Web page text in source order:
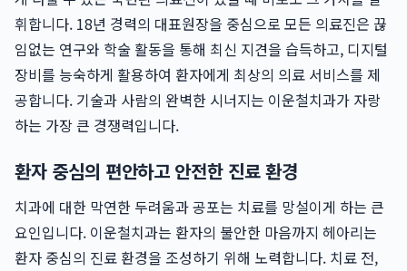
휘합니다. 18년 경력의 대표원장을 중심으로 모든 의료진은 끊
임없는 연구와 학술 활동을 통해 최신 지견을 습득하고, 디지털
장비를 능숙하게 활용하여 환자에게 최상의 의료 서비스를 제
공합니다. 기술과 사람의 완벽한 시너지는 이운철치과가 자랑
하는 가장 큰 경쟁력입니다.
환자 중심의 편안하고 안전한 진료 환경
치과에 대한 막연한 두려움과 공포는 치료를 망설이게 하는 큰
요인입니다. 이운철치과는 환자의 불안한 마음까지 헤아리는
환자 중심의 진료 환경을 조성하기 위해 노력합니다. 치료 전,